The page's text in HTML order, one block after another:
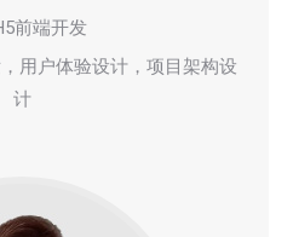
前端开发
用户体验设计，项目架构设
计